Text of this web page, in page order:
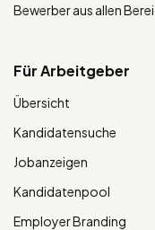
Bewerber aus allen
Für Arbeitgeber
Übersicht
Kandidatensuche
Jobanzeigen
Kandidatenpool
Employer Branding